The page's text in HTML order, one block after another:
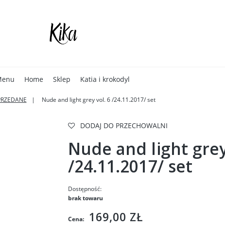
Home Sklep Katia i krokodyl
Nude and light grey vol. 6 /24.11.2017/ set
DODAJ DO PRZECHOWALNI
Nude and light
/24.11.2017/ set
Dostępność:
brak towaru
Cena: 169,00 ZŁ